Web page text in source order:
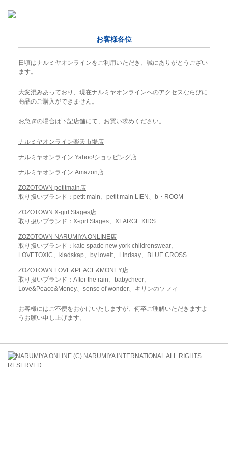
お客様各位
日頃はナルミヤオンラインをご利用いただき、誠にありがとうござい
ます。
大変混みあっており、現在ナルミヤオンラインへのアクセスならびに
商品のご購入ができません。
お急ぎの場合は下記店舗にて、お買い求めください。
ナルミヤオンライン楽天市場店
ナルミヤオンライン Yahoo!ショッピング店
ナルミヤオンライン Amazon店
ZOZOTOWN petitmain店
取り扱いブランド：petit main、petit main LIEN、b・ROOM
ZOZOTOWN X-girl Stages店
取り扱いブランド：X-girl Stages、XLARGE KIDS
ZOZOTOWN NARUMIYA ONLINE店
取り扱いブランド：kate spade new york childrenswear、
LOVETOXIC、kladskap、by loveit、Lindsay、BLUE CROSS
ZOZOTOWN LOVE&PEACE&MONEY店
取り扱いブランド：After the rain、babycheer、
Love&Peace&Money、sense of wonder、キリンのソフィ
お客様にはご不便をおかけいたしますが、何卒ご理解いただきますよ
うお願い申し上げます。